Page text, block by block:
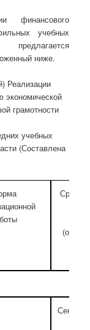
финансового
учебных
ниже.
Реализации
экономической
грамотности
учебных
(Составлена
Сроки